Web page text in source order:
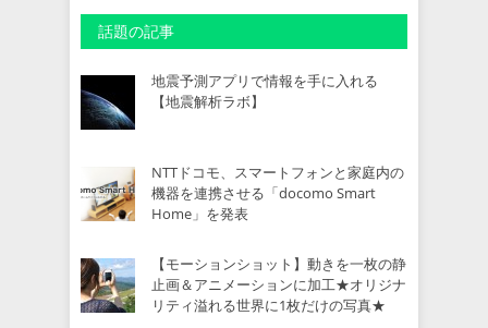
話題の記事
地震予測アプリで情報を手に入れる
【地震解析ラボ】
NTTドコモ、スマートフォンと家庭内の
機器を連携させる「docomo Smart
Home」を発表
【モーションショット】動きを一枚の静
止画＆アニメーションに加工★オリジナ
リティ溢れる世界に1枚だけの写真★